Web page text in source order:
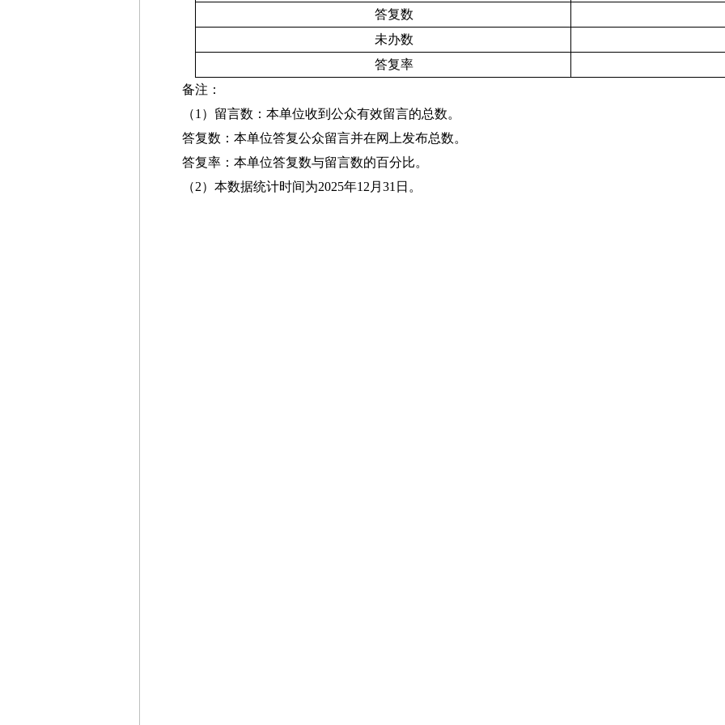
答复数
未办数
答复率
备注：
（1）留言数：本单位收到公众有效留言的总数。
答复数：本单位答复公众留言并在网上发布总数。
答复率：本单位答复数与留言数的百分比。
（2）本数据统计时间为2025年12月31日。